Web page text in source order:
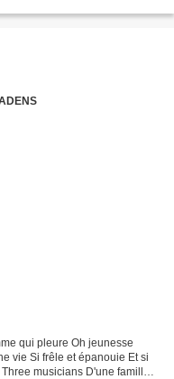
qui pleure Oh jeunesse
vie Si frêle et épanouie Et si
musicians D'une famille